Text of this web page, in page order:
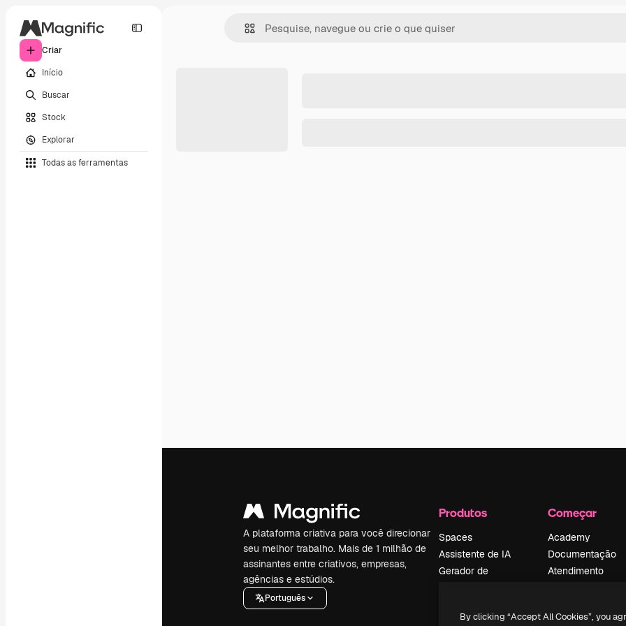
Criar
Início
Buscar
Stock
Explorar
Todas as ferramentas
A plataforma criativa para você direcionar
seu melhor trabalho. Mais de 1 milhão de
assinantes entre criativos, empresas,
agências e estúdios.
Português
Produtos
Spaces
Assistente de IA
Gerador de
Texto para voz
Começar
Academy
Documentação
Atendimento
Política de
By clicking “Accept All Cookies”, you